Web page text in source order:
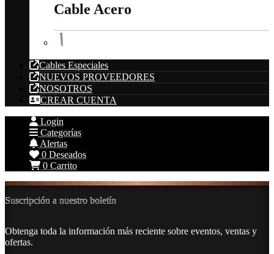
Cable Acero
Cables Especiales
NUEVOS PROVEEDORES
NOSOTROS
CREAR CUENTA
Login
Categorías
Alertas
0 Deseados
0 Carrito
Suscripción a nuestro boletín
Obtenga toda la información más reciente sobre eventos, ventas y
ofertas.